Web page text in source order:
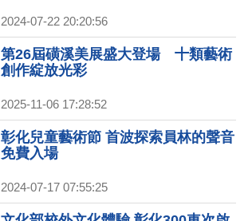
2024-07-22 20:20:56
第26屆磺溪美展盛大登場 十類藝術
創作綻放光彩
2025-11-06 17:28:52
彰化兒童藝術節 首波探索員林的聲音
免費入場
2024-07-17 07:55:25